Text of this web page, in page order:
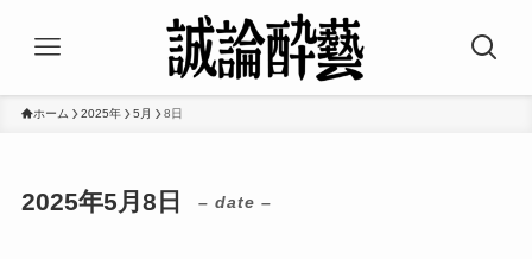
ホーム 2025年 5月 8日
2025年5月8日 – date –